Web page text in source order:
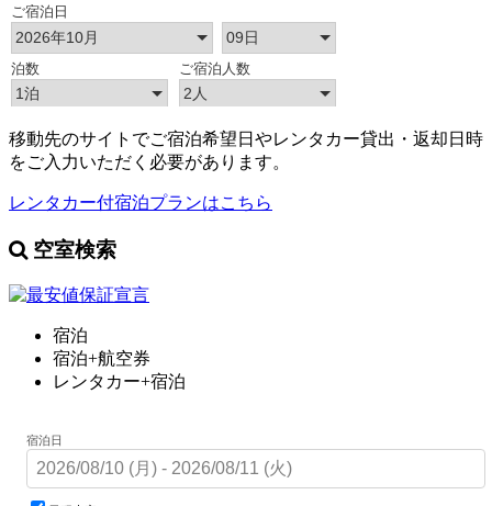
移動先のサイトでご宿泊希望日やレンタカー貸出・返却日時
をご入力いただく必要があります。
レンタカー付宿泊プランはこちら
空室検索
宿泊
宿泊+航空券
レンタカー+宿泊
宿泊日